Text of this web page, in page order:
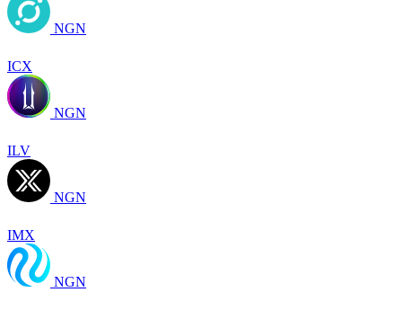
NGN
ICX
NGN
ILV
NGN
IMX
NGN